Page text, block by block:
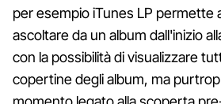
per esempio iTunes LP permette
ascoltare da un album dall'inizio
con la possibilità di visualizzare
copertine degli album, ma